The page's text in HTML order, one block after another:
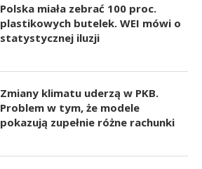
Polska miała zebrać 100 proc.
plastikowych butelek. WEI mówi o
statystycznej iluzji
Zmiany klimatu uderzą w PKB.
Problem w tym, że modele
pokazują zupełnie różne rachunki